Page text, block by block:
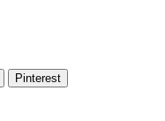
Pinterest